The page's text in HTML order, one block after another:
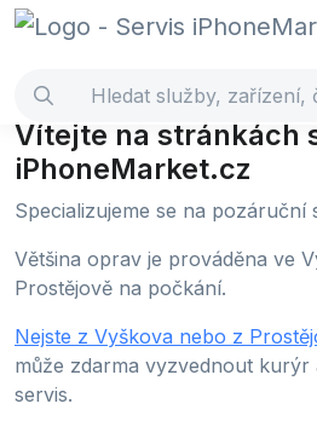
Vítejte na stránkách
iPhoneMarket.cz
Specializujeme se na pozáruční
Většina oprav je prováděna ve
Prostějově na počkání.
Nejste z Vyškova nebo z
může zdarma vyzvednout kurýr
servis.